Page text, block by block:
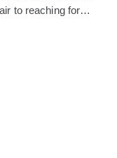
to reaching for…